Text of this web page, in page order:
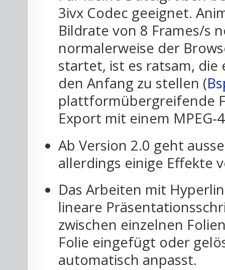
3ivx Codec geeignet.
Bildrate von 8 Frames/s
normalerweise der
startet, ist es ratsam, die
den Anfang zu stellen (
plattformübergreifende
Export mit einem MPEG-
Ab Version 2.0 geht
allerdings einige Effekte
Das Arbeiten mit
lineare
zwischen einzelnen
Folie eingefügt oder
automatisch anpasst.